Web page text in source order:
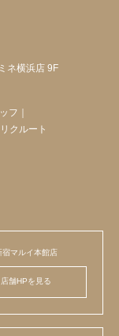
ネ横浜店 9F
フ
リクルート
宿マルイ本館店
店舗HPを見る